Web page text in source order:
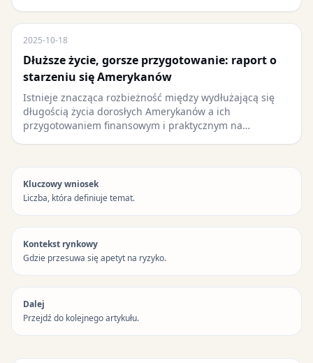
2025-10-18
Dłuższe życie, gorsze przygotowanie: raport o
starzeniu się Amerykanów
Istnieje znacząca rozbieżność między wydłużającą się
długością życia dorosłych Amerykanów a ich
przygotowaniem finansowym i praktycznym na…
Kluczowy wniosek
Liczba, która definiuje temat.
Kontekst rynkowy
Gdzie przesuwa się apetyt na ryzyko.
Dalej
Przejdź do kolejnego artykułu.